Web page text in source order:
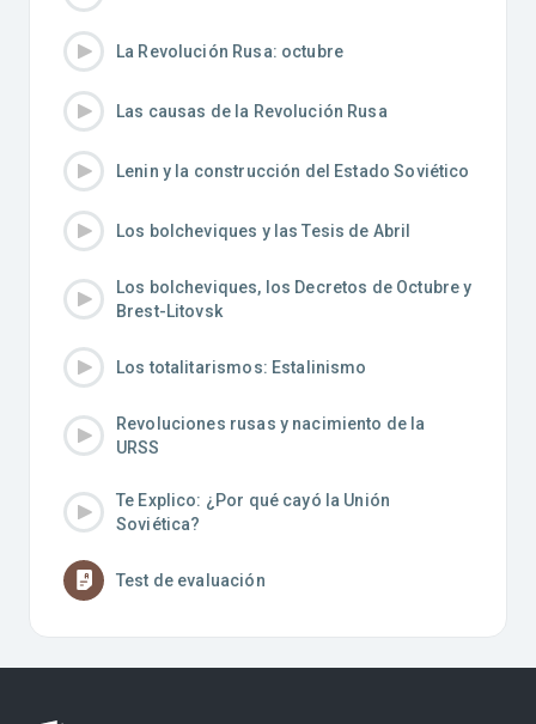
La Revolución Rusa: octubre
Las causas de la Revolución Rusa
Lenin y la construcción del Estado Soviético
Los bolcheviques y las Tesis de Abril
Los bolcheviques, los Decretos de Octubre y
Brest-Litovsk
Los totalitarismos: Estalinismo
Revoluciones rusas y nacimiento de la
URSS
Te Explico: ¿Por qué cayó la Unión
Soviética?
Test de evaluación